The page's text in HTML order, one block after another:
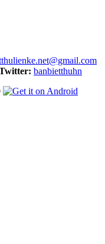
banbietthuhn